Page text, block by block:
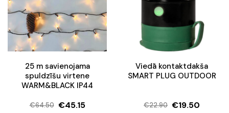
25 m savienojama
spuldzīšu virtene
WARM&BLACK IP44
€64.50 €45.15
Viedā kontaktdakša
SMART PLUG OUTDOOR
€22.90 €19.50